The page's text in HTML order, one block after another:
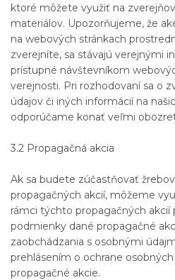
ktoré môžete využiť na
materiálov. Upozorňujeme, že
na webových stránkach
zverejníte, sa stávajú verejnými
prístupné návštevníkom
verejnosti. Pri rozhodovaní sa o
údajov či iných informácií na
odporúčame konať veľmi
3.2 Propagačná akcia
Ak sa budete zúčastňovať
propagačných akcií, môžeme
rámci týchto propagačných akcií
podmienky dané propagačné
zaobchádzania s osobnými
prehlásením o ochrane
propagačné akcie.